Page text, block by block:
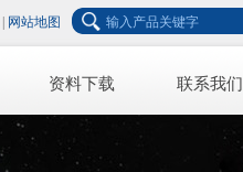
网站地图
资料下载 联系我们